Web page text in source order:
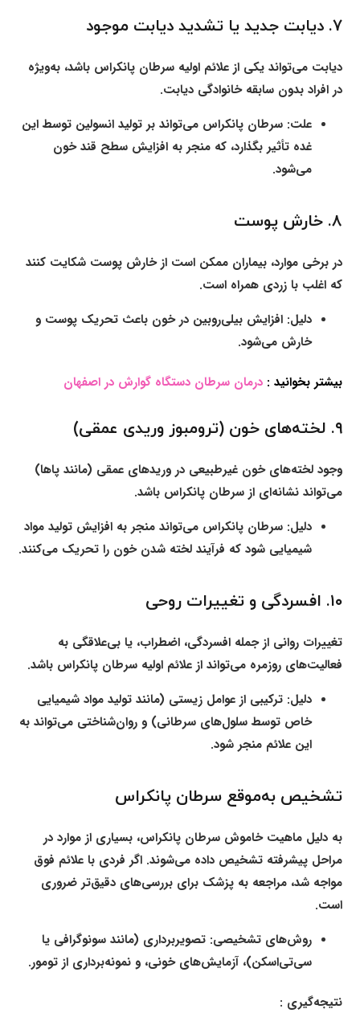
۷. دیابت جدید یا تشدید دیابت موجود
دیابت می‌تواند یکی از علائم اولیه سرطان پانکراس باشد، به‌ویژه
در افراد بدون سابقه خانوادگی دیابت.
علت: سرطان پانکراس می‌تواند بر تولید انسولین توسط این
غده تأثیر بگذارد، که منجر به افزایش سطح قند خون
می‌شود.
۸. خارش پوست
در برخی موارد، بیماران ممکن است از خارش پوست شکایت کنند
که اغلب با زردی همراه است.
دلیل: افزایش بیلی‌روبین در خون باعث تحریک پوست و
خارش می‌شود.
بیشتر بخوانید :درمان سرطان دستگاه گوارش در اصفهان
۹. لخته‌های خون (ترومبوز وریدی عمقی)
وجود لخته‌های خون غیرطبیعی در وریدهای عمقی (مانند پاها)
می‌تواند نشانه‌ای از سرطان پانکراس باشد.
دلیل: سرطان پانکراس می‌تواند منجر به افزایش تولید مواد
شیمیایی شود که فرآیند لخته شدن خون را تحریک می‌کنند.
۱۰. افسردگی و تغییرات روحی
تغییرات روانی از جمله افسردگی، اضطراب، یا بی‌علاقگی به
فعالیت‌های روزمره می‌تواند از علائم اولیه سرطان پانکراس باشد.
دلیل: ترکیبی از عوامل زیستی (مانند تولید مواد شیمیایی
خاص توسط سلول‌های سرطانی) و روان‌شناختی می‌تواند به
این علائم منجر شود.
تشخیص به‌موقع سرطان پانکراس
به دلیل ماهیت خاموش سرطان پانکراس، بسیاری از موارد در
مراحل پیشرفته تشخیص داده می‌شوند. اگر فردی با علائم فوق
مواجه شد، مراجعه به پزشک برای بررسی‌های دقیق‌تر ضروری
است.
روش‌های تشخیصی: تصویربرداری (مانند سونوگرافی یا
سی‌تی‌اسکن)، آزمایش‌های خونی، و نمونه‌برداری از تومور.
نتیجه‌گیری :